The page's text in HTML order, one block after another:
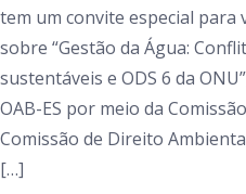
tem um convite especial para
sobre “Gestão da Água:
sustentáveis e ODS 6 da
OAB-ES por meio da
Comissão de Direito
[…]